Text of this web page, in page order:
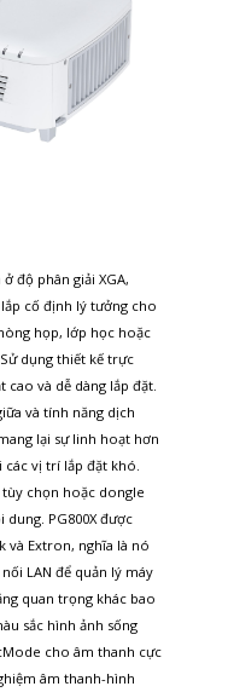
độ phân giải XGA,
cố định lý tưởng cho
họp, lớp học hoặc
dụng thiết kế trực
cao và dễ dàng lắp đặt.
và tính năng dịch
lại sự linh hoạt hơn
vị trí lắp đặt khó.
chọn hoặc dongle
PG800X được
và Extron, nghĩa là nó
LAN để quản lý máy
quan trọng khác bao
sắc hình ảnh sống
cho âm thanh cực
âm thanh-hình